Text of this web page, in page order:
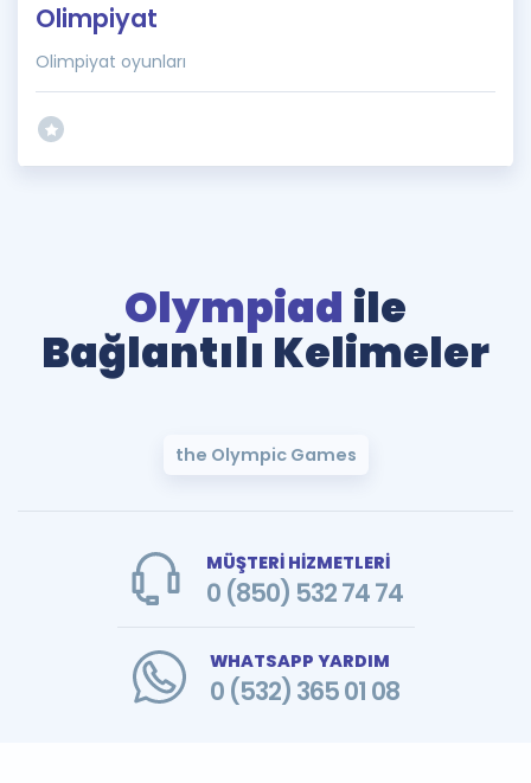
İngilizce Gramer
Olimpiyat
Olimpiyat oyunları
Olympiad ile
Bağlantılı Kelimeler
the Olympic Games
MÜŞTERİ HİZMETLERİ
0 (850) 532 74 74
WHATSAPP YARDIM
0 (532) 365 01 08